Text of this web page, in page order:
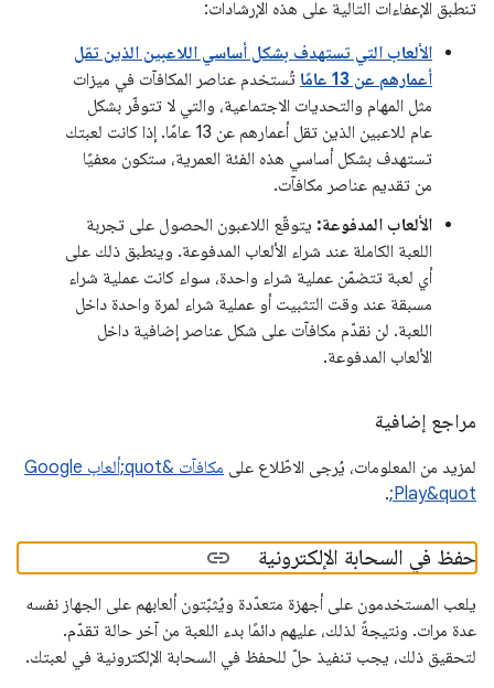
تنطبق الإعفاءات التالية على هذه الإرشادات:
الألعاب التي تستهدف بشكل أساسي اللاعبين الذين تقل
أعمارهم عن 13 عامًا
تُستخدم عناصر المكافآت في ميزات
مثل المهام والتحديات الاجتماعية، والتي لا تتوفّر بشكل
عام للاعبين الذين تقل أعمارهم عن 13 عامًا. إذا كانت لعبتك
تستهدف بشكل أساسي هذه الفئة العمرية، ستكون معفيًا
من تقديم عناصر مكافآت.
الألعاب المدفوعة: يتوقّع اللاعبون الحصول على تجربة
اللعبة الكاملة عند شراء الألعاب المدفوعة. وينطبق ذلك على
أي لعبة تتضمّن عملية شراء واحدة، سواء كانت عملية شراء
مسبقة عند وقت التثبيت أو عملية شراء لمرة واحدة داخل
اللعبة. لن نقدّم مكافآت على شكل عناصر إضافية داخل
الألعاب المدفوعة.
مراجع إضافية
لمزيد من المعلومات، يُرجى الاطّلاع على
مكافآت &quot;ألعاب Google
Play&quot;
.
حفظ في السحابة الإلكترونية
يلعب المستخدمون على أجهزة متعدّدة ويُثبّتون ألعابهم على الجهاز نفسه
عدة مرات. ونتيجةً لذلك، عليهم دائمًا بدء اللعبة من آخر حالة تقدّم.
لتحقيق ذلك، يجب تنفيذ حلّ للحفظ في السحابة الإلكترونية في لعبتك.